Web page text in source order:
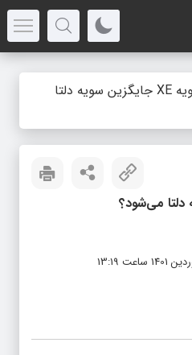
آیا سویه XE جایگزین سویه دلتا